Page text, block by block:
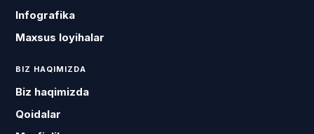
Infografika
Maxsus loyihalar
BIZ HAQIMIZDA
Biz haqimizda
Qoidalar